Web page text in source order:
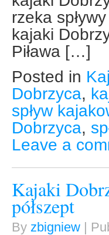
rzeka
kajaki
Piława […]
Posted in
Dobrzyca,
spływ
Dobrzyca,
Leave a
Kajaki
półszept
By zbigniew |